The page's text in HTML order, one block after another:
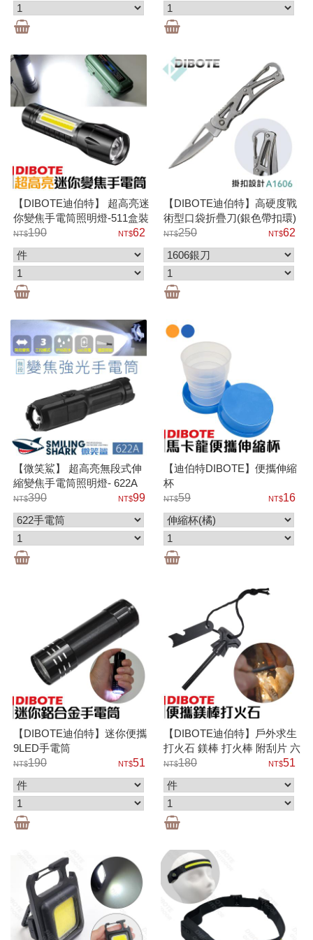
【DIBOTE迪伯特】 超高亮迷
你變焦手電筒照明燈-511盒裝
190
62
【DIBOTE迪伯特】高硬度戰
術型口袋折疊刀(銀色帶扣環)
A1606
250 62
【微笑鯊】 超高亮無段式伸
縮變焦手電筒照明燈- 622A
390
99
【迪伯特DIBOTE】便攜伸縮
杯
59
16
【DIBOTE迪伯特】迷你便攜
9LED手電筒
190
51
【DIBOTE迪伯特】戶外求生
打火石 鎂棒 打火棒 附刮片 六
角扳手/開瓶器/比例尺
180 51